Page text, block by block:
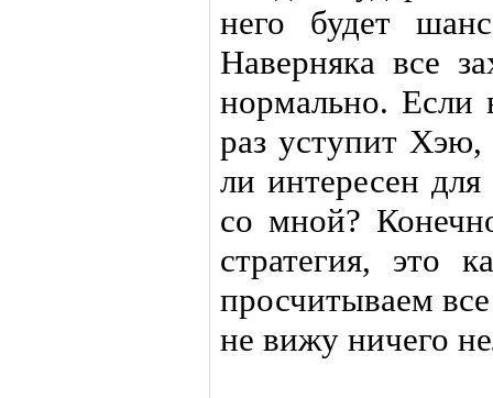
него будет
Наверняка все
нормально. Если
раз уступит Хэю,
ли интересен
со мной?
стратегия,
просчитываем
не вижу ничего